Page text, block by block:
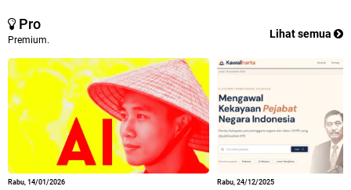
Pro
Premium. Lihat semua
Rabu, 14/01/2026 Rabu, 24/12/2025